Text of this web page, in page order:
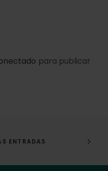
para publicar
ENTRADAS